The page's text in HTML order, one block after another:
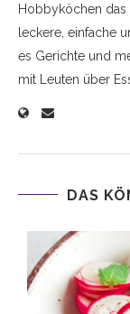
Hobbyköchen
leckere, einfache
es Gerichte und
mit Leuten über
DAS